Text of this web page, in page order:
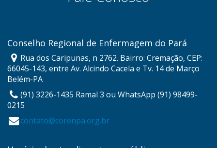
Conselho Regional de Enfermagem do Pará
Rua dos Caripunas, n 2762. Bairro: Cremação, CEP:
66045-143, entre Av. Alcindo Cacela e Tv. 14 de Março
Belém-PA
(91) 3226-1435 Ramal 3 ou WhatsApp (91) 98499-
0215
contato@corenpa.org.br